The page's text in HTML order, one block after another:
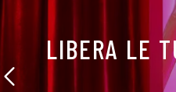
LIBERA LE